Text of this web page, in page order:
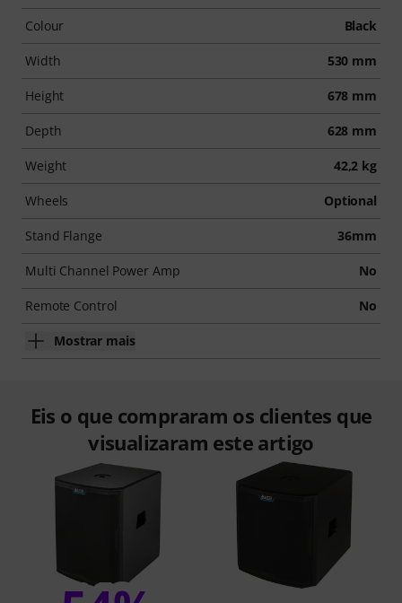
Colour Black
Width 530 mm
Height 678 mm
Depth 628 mm
Weight 42,2 kg
Wheels Optional
Stand Flange 36mm
Multi Channel Power Amp No
Remote Control No
Mostrar mais
Eis o que compraram os clientes que
visualizaram este artigo